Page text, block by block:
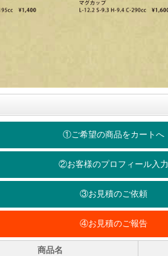
①ご希望の商品をカートへ
②お客様のプロフィール入力
③お見積のご依頼
④お見積のご報告
商品名